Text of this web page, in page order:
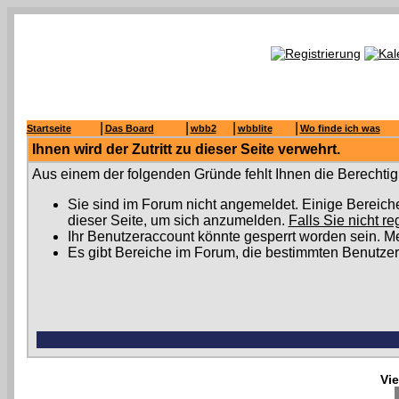
Startseite Das Board wbb2 wbblite Wo finde ich was
Ihnen wird der Zutritt zu dieser Seite verwehrt.
Aus einem der folgenden Gründe fehlt Ihnen die
Sie sind im Forum nicht angemeldet. Einige
dieser Seite, um sich anzumelden. Falls Sie nicht
Ihr Benutzeraccount könnte gesperrt worden sein.
Es gibt Bereiche im Forum, die bestimmten